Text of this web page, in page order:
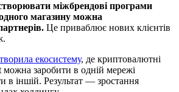
міжбрендові програми
магазину можна
Це приваблює нових клієнтів
екосистему, де криптовалютні
заробити в одній мережі
в іншій. Результат — зростання